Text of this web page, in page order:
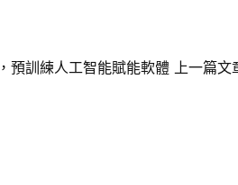
預訓練人工智能賦能軟體 上一篇